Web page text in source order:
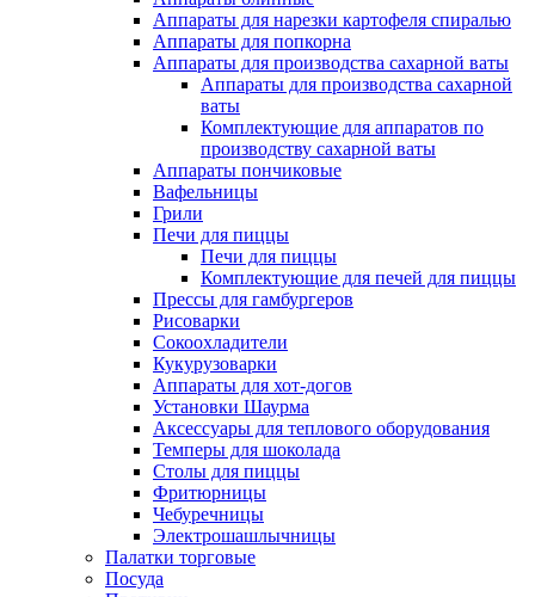
Аппараты для нарезки картофеля спиралью
Аппараты для попкорна
Аппараты для производства сахарной ваты
Аппараты для производства сахарной
ваты
Комплектующие для аппаратов по
производству сахарной ваты
Аппараты пончиковые
Вафельницы
Грили
Печи для пиццы
Печи для пиццы
Комплектующие для печей для пиццы
Прессы для гамбургеров
Рисоварки
Сокоохладители
Кукурузоварки
Аппараты для хот-догов
Установки Шаурма
Аксессуары для теплового оборудования
Темперы для шоколада
Столы для пиццы
Фритюрницы
Чебуречницы
Электрошашлычницы
Палатки торговые
Посуда